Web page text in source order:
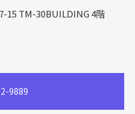
15 TM-30BUILDING 4階
9889